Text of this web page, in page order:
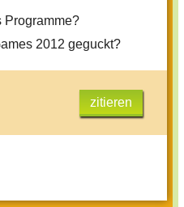
Programme?
2012 geguckt?
zitieren